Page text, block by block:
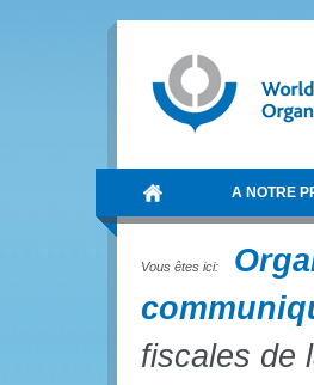
A NOTRE
Vous êtes ici:
fiscales de